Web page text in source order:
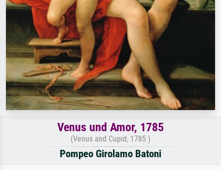
Venus und Amor, 1785
(Venus and Cupid, 1785 )
Pompeo Girolamo Batoni